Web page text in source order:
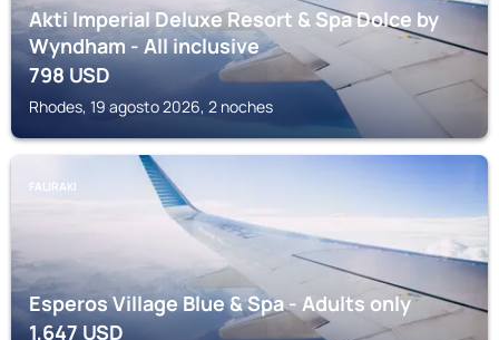
Akti Imperial Deluxe Resort & Spa Dolce by
Wyndham - All inclusive
798USD
Rhodes, 19 agosto 2026, 2 noches
FALIRAKI
Esperos Village Blue & Spa - Adults only
1,647USD